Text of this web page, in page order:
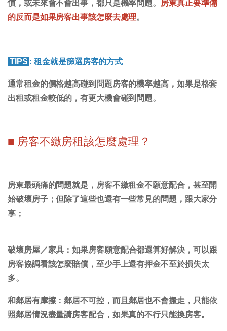
慣，或未來會不會出事，都只是機率問題。
房東真正要準備
的反而是如果房客出事該怎麼去處理。
TIPS : 租金就是篩選房客的方式
通常租金的價格越高碰到問題房客的機率越高，如果是格套
出租或租金較低的，有更大機會碰到問題。
■ 房客不繳房租該怎麼處理？
房東最頭痛的問題就是，房客不繳租金不願意配合，甚至開
始破壞房子；但除了這些也還有一些常見的問題，跟大家分
享；
破壞房屋／家具：如果房客願意配合都還算好解決，可以跟
房客協調看該怎麼賠償，至少手上還有押金不至於損失太
多。
和鄰居有摩擦：鄰居不可控，而且鄰居也不會搬走，只能依
照鄰居情況盡量請房客配合，如果真的不行只能換房客。